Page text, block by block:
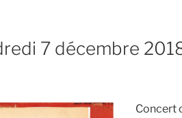
7 décembre
Concert